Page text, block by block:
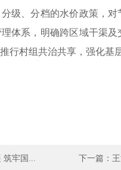
级、分档的水价政策，
体系，明确跨区域干渠
行村组共治共享，强化基
筑牢国... 下一篇：